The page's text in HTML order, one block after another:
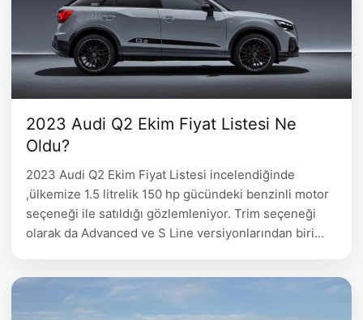
2023 Audi Q2 Ekim Fiyat Listesi Ne
Oldu?
2023 Audi Q2 Ekim Fiyat Listesi incelendiğinde
,ülkemize 1.5 litrelik 150 hp gücündeki benzinli motor
seçeneği ile satıldığı gözlemleniyor. Trim seçeneği
olarak da Advanced ve S Line versiyonlarından biri
Turbo FSI 150 hp Advanced S tronic Benzin …